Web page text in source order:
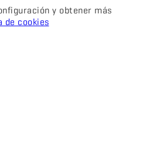
y obtener más
de cookies